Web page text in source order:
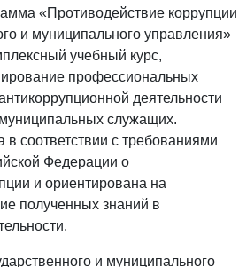
«Противодействие коррупции
и муниципального управления»
учебный курс,
профессиональных
деятельности
служащих.
соответствии с требованиями
Федерации о
и ориентирована на
полученных знаний в
и муниципального